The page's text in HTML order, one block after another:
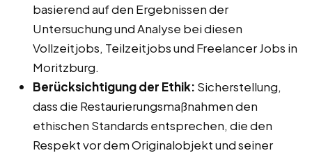
basierend auf den Ergebnissen der
Untersuchung und Analyse bei diesen
Vollzeitjobs, Teilzeitjobs und Freelancer Jobs in
Moritzburg.
Berücksichtigung der Ethik: Sicherstellung,
dass die Restaurierungsmaßnahmen den
ethischen Standards entsprechen, die den
Respekt vor dem Originalobjekt und seiner